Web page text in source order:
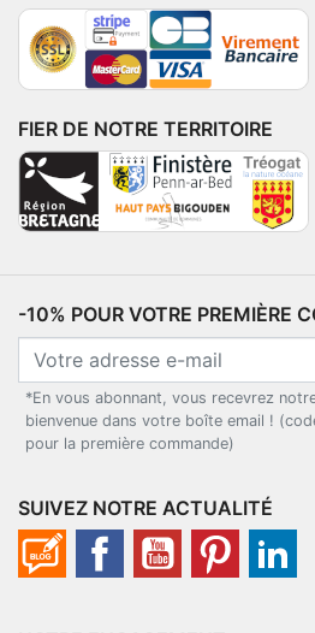
FIER DE NOTRE TERRITOIRE
-10% POUR VOTRE PREMIÈRE
*En vous abonnant, vous recevrez
bienvenue dans votre boîte email !
pour la première commande)
SUIVEZ NOTRE ACTUALITÉ